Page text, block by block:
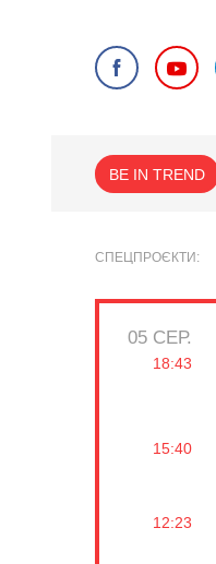
BE IN TREND
СПЕЦПРОЄКТИ
05 СЕР.
18:43
15:40
12:23